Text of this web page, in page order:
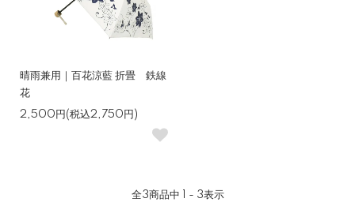
晴雨兼用｜百花涼藍 折畳 鉄線
花
2,500円(税込2,750円)
全3商品中 1 - 3表示